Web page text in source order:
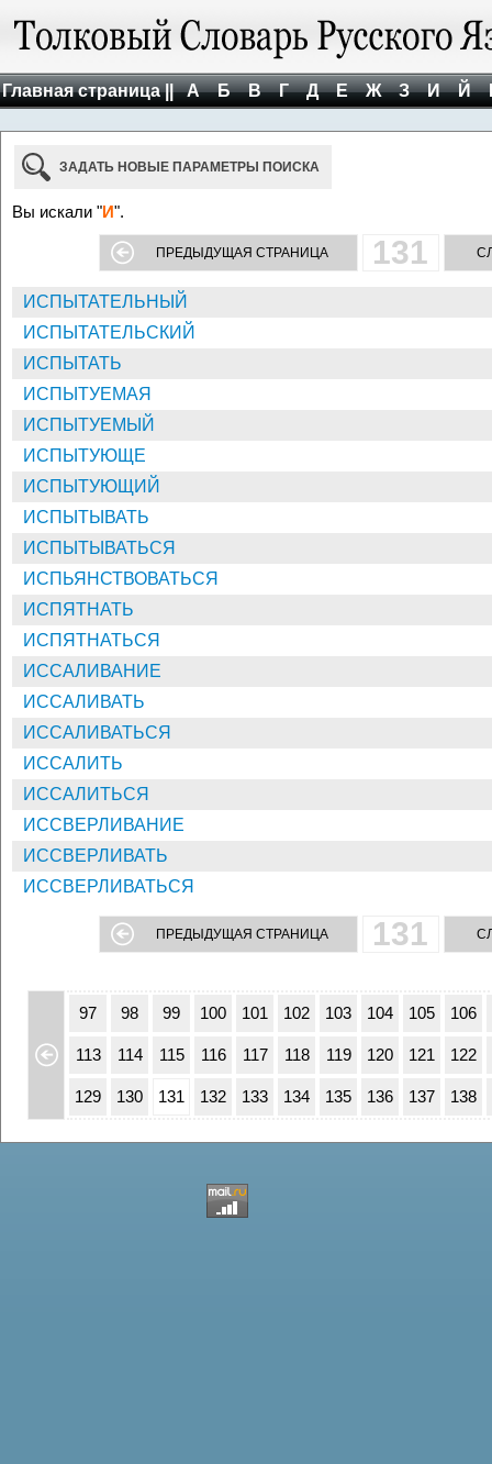
Главная страница || А Б В Г Д Е Ж З И Й
ЗАДАТЬ НОВЫЕ ПАРАМЕТРЫ ПОИСКА
Вы искали "И".
ПРЕДЫДУЩАЯ СТРАНИЦА 131
ИСПЫТАТЕЛЬНЫЙ
ИСПЫТАТЕЛЬСКИЙ
ИСПЫТАТЬ
ИСПЫТУЕМАЯ
ИСПЫТУЕМЫЙ
ИСПЫТУЮЩЕ
ИСПЫТУЮЩИЙ
ИСПЫТЫВАТЬ
ИСПЫТЫВАТЬСЯ
ИСПЬЯНСТВОВАТЬСЯ
ИСПЯТНАТЬ
ИСПЯТНАТЬСЯ
ИССАЛИВАНИЕ
ИССАЛИВАТЬ
ИССАЛИВАТЬСЯ
ИССАЛИТЬ
ИССАЛИТЬСЯ
ИССВЕРЛИВАНИЕ
ИССВЕРЛИВАТЬ
ИССВЕРЛИВАТЬСЯ
ПРЕДЫДУЩАЯ СТРАНИЦА 131
80
97 98 99 100 101 102 103 104 105 106
113 114 115 116 117 118 119 120 121 122
129 130 131 132 133 134 135 136 137 138